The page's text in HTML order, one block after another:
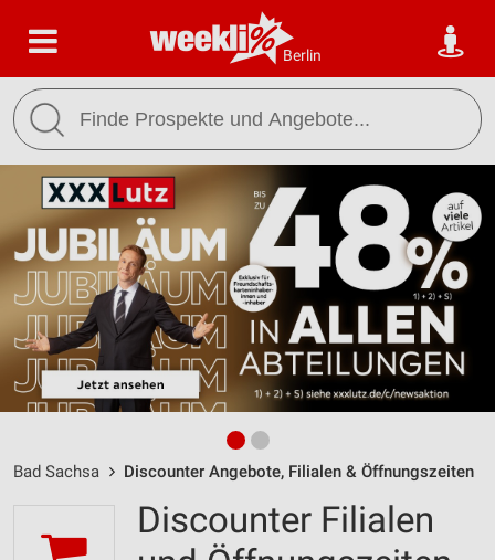
Berlin
Bad Sachsa Discounter Angebote, Filialen & Öffnungszeiten
Discounter Filialen